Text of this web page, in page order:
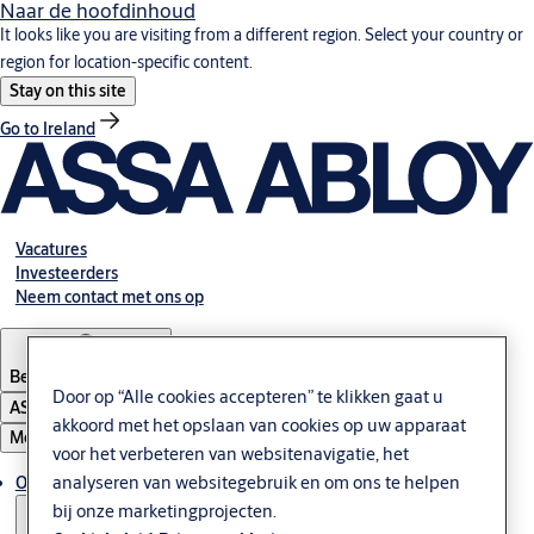
Naar de hoofdinhoud
It looks like you are visiting from a different region. Select your country or
region for location-specific content.
Stay on this site
Go to Ireland
Vacatures
Investeerders
Neem contact met ons op
Belgium
ASSA ABLOY Group
Menu
Oplossingen
Door op “Alle cookies accepteren” te klikken gaat u
akkoord met het opslaan van cookies op uw apparaat
voor het verbeteren van websitenavigatie, het
analyseren van websitegebruik en om ons te helpen
bij onze marketingprojecten.